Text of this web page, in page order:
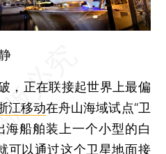
正在联接起世界上最偏
江移动在舟山海域试点“卫
海船舶装上一个小型的白
可以通过这个卫星地面接